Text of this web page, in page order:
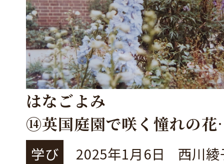
はなごよみ
⑭英国庭園で咲く憧れの花
デルフィニウムの直播き
学び 2025年1月6日 西川綾